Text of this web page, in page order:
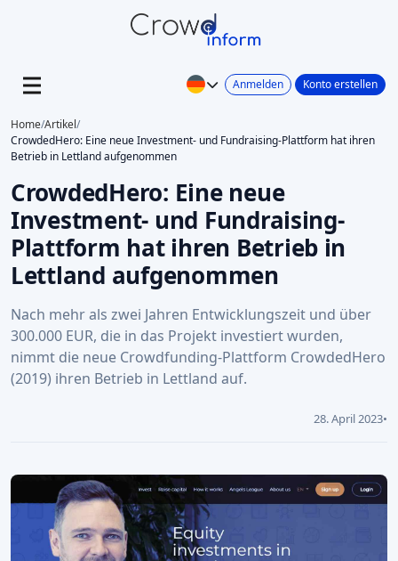
Anmelden Konto erstellen
Home/Artikel/
CrowdedHero: Eine neue Investment- und Fundraising-Plattform hat ihren
Betrieb in Lettland aufgenommen
CrowdedHero: Eine neue
Investment- und Fundraising-
Plattform hat ihren Betrieb in
Lettland aufgenommen
Nach mehr als zwei Jahren Entwicklungszeit und über
300.000 EUR, die in das Projekt investiert wurden,
nimmt die neue Crowdfunding-Plattform CrowdedHero
(2019) ihren Betrieb in Lettland auf.
28. April 2023•